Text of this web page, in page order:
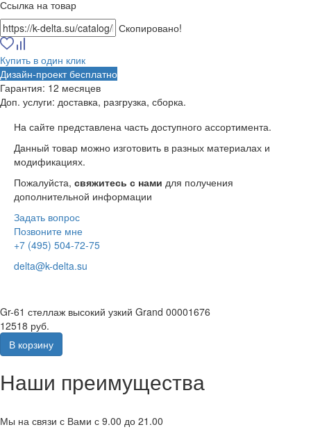
Ссылка на товар
Скопировано!
Купить в один клик
Дизайн-проект бесплатно
Гарантия: 12 месяцев
Доп. услуги: доставка, разгрузка, сборка.
На сайте представлена часть доступного ассортимента.
Данный товар можно изготовить в разных материалах и
модификациях.
Пожалуйста, свяжитесь с нами для получения
дополнительной информации
Задать вопрос
Позвоните мне
+7 (495) 504-72-75
delta@k-delta.su
Gr-61 стеллаж высокий узкий Grand 00001676
12518 руб.
В корзину
Наши преимущества
Мы на связи с Вами с 9.00 до 21.00